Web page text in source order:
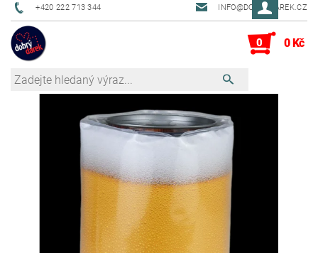
+420 222 713 344 INFO@DOBRYDAREK.CZ
0 0 Kč